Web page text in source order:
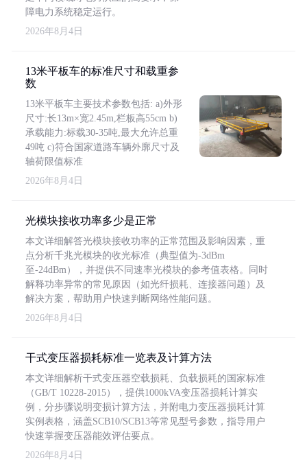
障电力系统稳定运行。
2026年8月4日
13米平板车的标准尺寸和载重参
数
13米平板车主要技术参数包括: a)外形
尺寸:长13m×宽2.45m,栏板高55cm b)
承载能力:标载30-35吨,最大允许总重
49吨 c)符合国家道路车辆外廓尺寸及
轴荷限值标准
2026年8月4日
光模块接收功率多少是正常
本文详细解答光模块接收功率的正常范围及影响因素，重
点分析千兆光模块的收光标准（典型值为-3dBm
至-24dBm），并提供不同速率光模块的参考值表格。同时
解释功率异常的常见原因（如光纤损耗、连接器问题）及
解决方案，帮助用户快速判断网络性能问题。
2026年8月4日
干式变压器损耗标准一览表及计算方法
本文详细解析干式变压器空载损耗、负载损耗的国家标准
（GB/T 10228-2015），提供1000kVA变压器损耗计算实
例，分步骤说明变损计算方法，并附电力变压器损耗计算
实例表格，涵盖SCB10/SCB13等常见型号参数，指导用户
快速掌握变压器能效评估要点。
2026年8月4日